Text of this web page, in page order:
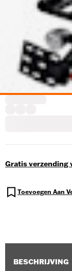
Gratis verzending
Toevoegen Aan
BESCHRIJVING